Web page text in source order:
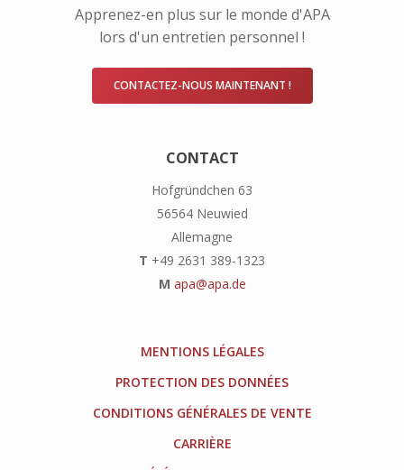
Apprenez-en plus sur le monde d'APA
lors d'un entretien personnel !
CONTACTEZ-NOUS MAINTENANT !
CONTACT
Hofgründchen 63
56564 Neuwied
Allemagne
T +49 2631 389-1323
M apa@apa.de
MENTIONS LÉGALES
PROTECTION DES DONNÉES
CONDITIONS GÉNÉRALES DE VENTE
CARRIÈRE